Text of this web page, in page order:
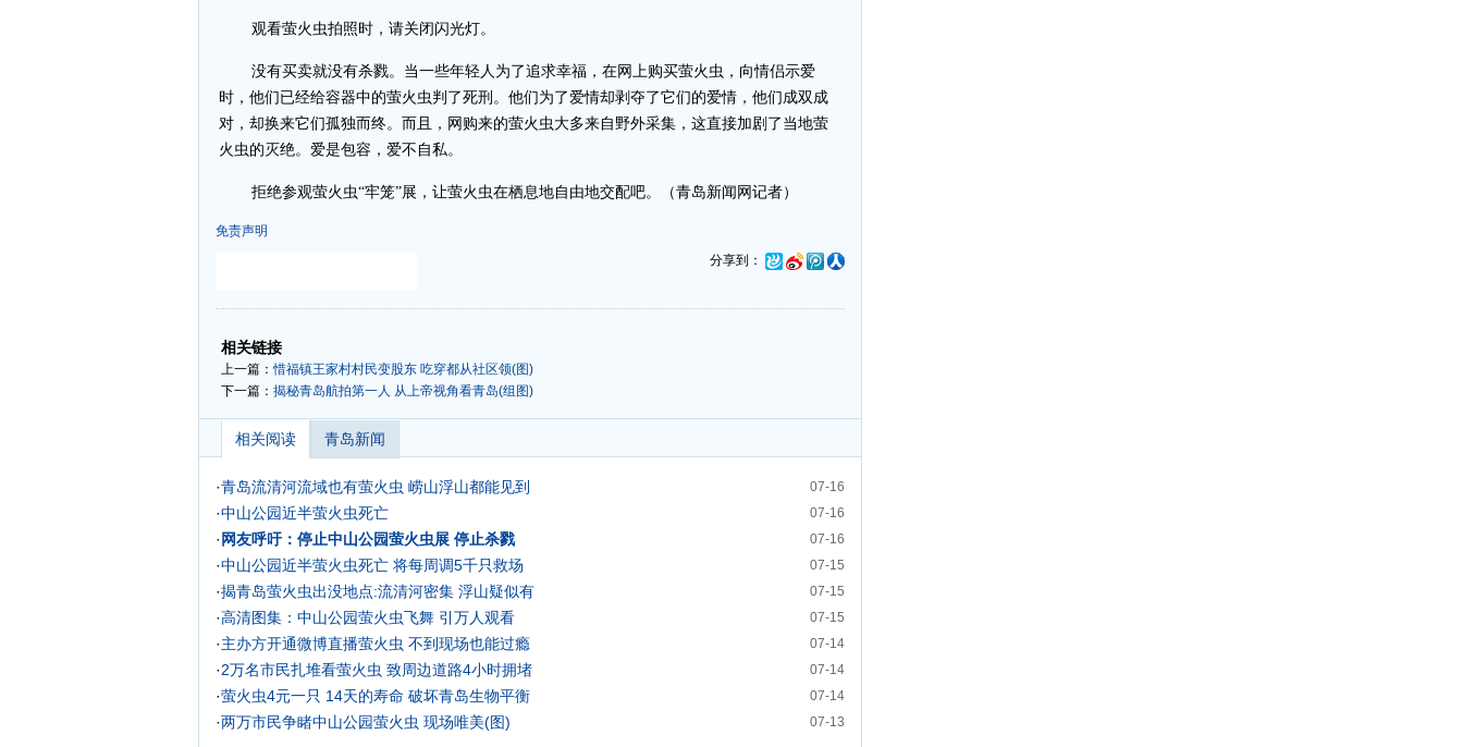
观看萤火虫拍照时，请关闭闪光灯。
没有买卖就没有杀戮。当一些年轻人为了追求幸福，在网上购买萤火虫，向情侣示爱
时，他们已经给容器中的萤火虫判了死刑。他们为了爱情却剥夺了它们的爱情，他们成双成
对，却换来它们孤独而终。而且，网购来的萤火虫大多来自野外采集，这直接加剧了当地萤
火虫的灭绝。爱是包容，爱不自私。
拒绝参观萤火虫“牢笼”展，让萤火虫在栖息地自由地交配吧。（青岛新闻网记者）
免责声明
分享到：
-
相关链接
上一篇：惜福镇王家村村民变股东 吃穿都从社区领(图)
下一篇： 揭秘青岛航拍第一人 从上帝视角看青岛(组图)
相关阅读 青岛新闻
07-16
·青岛流清河流域也有萤火虫 崂山浮山都能见到
07-16
·中山公园近半萤火虫死亡
07-16
· 网友呼吁：停止中山公园萤火虫展 停止杀戮
07-15
·中山公园近半萤火虫死亡 将每周调5千只救场
07-15
·揭青岛萤火虫出没地点:流清河密集 浮山疑似有
07-15
·高清图集：中山公园萤火虫飞舞 引万人观看
07-14
·主办方开通微博直播萤火虫 不到现场也能过瘾
07-14
·2万名市民扎堆看萤火虫 致周边道路4小时拥堵
07-14
·萤火虫4元一只 14天的寿命 破坏青岛生物平衡
07-13
·两万市民争睹中山公园萤火虫 现场唯美(图)